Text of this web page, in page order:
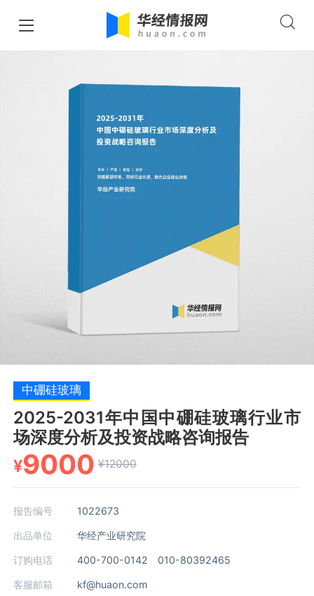
中硼硅玻璃
2025-2031年中国中硼硅玻璃行业市
场深度分析及投资战略咨询报告
¥9000 ¥12000
报告编号 1022673
出品单位 华经产业研究院
订购电话 400-700-0142 010-80392465
客服邮箱 kf@huaon.com